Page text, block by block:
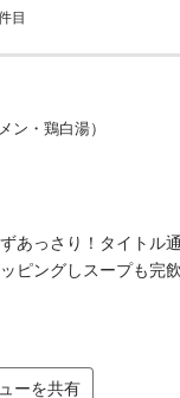
目
ン・鶏白湯）
あっさり！タイトル
ピングしスープも完
ーを共有